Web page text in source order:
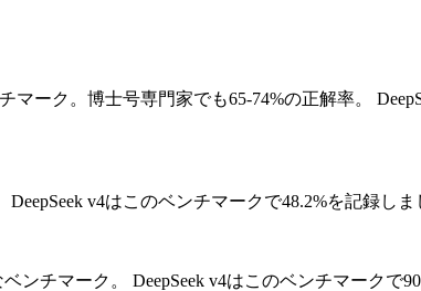
ーク。博士号専門家でも65-74%の正解率。
DeepSeek v4はこのベンチマークで48.2%を記録しま
ンチマーク。
DeepSeek v4はこのベンチマークで